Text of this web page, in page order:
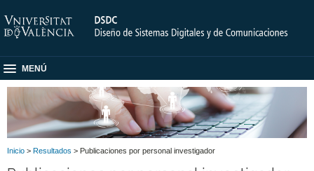
MENÚ
Inicio > Resultados > Publicaciones por personal investigador